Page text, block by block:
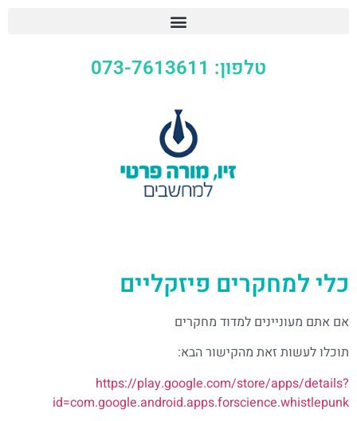
טלפון: 073-7613611
כלי למחקרים פיזקליים
אם אתם מעוניינים למדוד מחקרים
תוכלו לעשות זאת מהקישור הבא:
https://play.google.com/store/apps/details?
id=com.google.android.apps.forscience.whistlepunk